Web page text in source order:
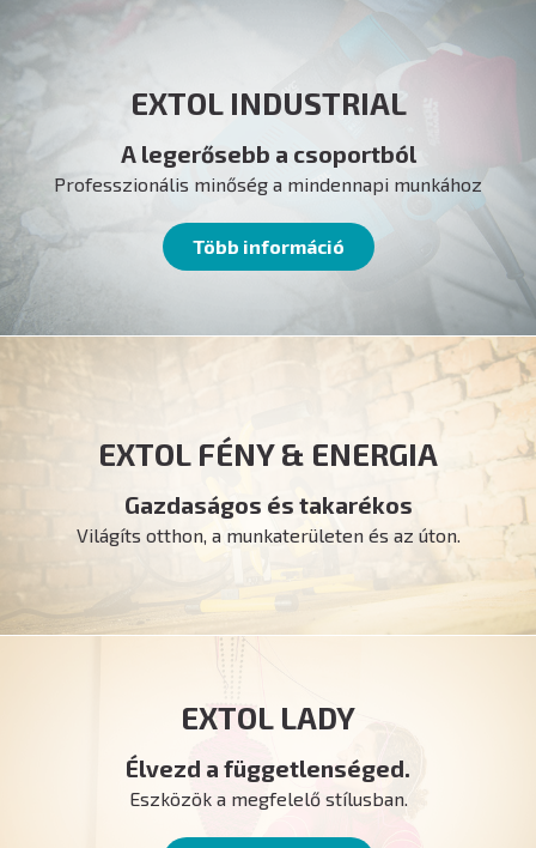
EXTOL INDUSTRIAL
A legerősebb a csoportból
Professzionális minőség a mindennapi munkához
Több információ
EXTOL FÉNY & ENERGIA
Gazdaságos és takarékos
Világíts otthon, a munkaterületen és az úton.
EXTOL LADY
Élvezd a függetlenséged.
Eszközök a megfelelő stílusban.